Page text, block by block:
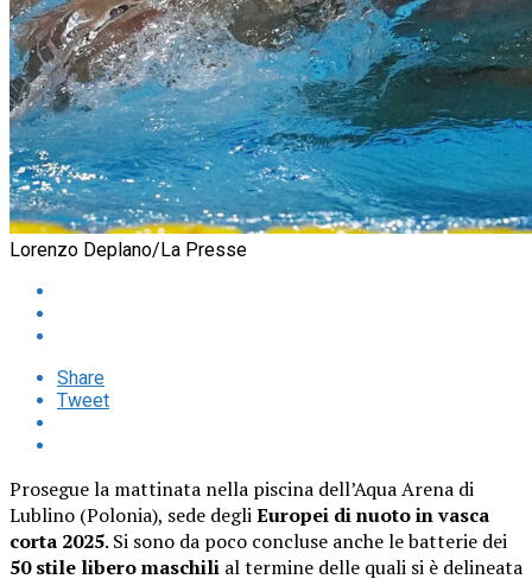
Lorenzo Deplano/La Presse
Share
Tweet
Prosegue la mattinata nella piscina dell’Aqua Arena di
Lublino (Polonia), sede degliEuropei di nuoto in vasca
corta 2025. Si sono da poco concluse anche le batterie dei
50 stile libero maschili al termine delle quali si è delineata